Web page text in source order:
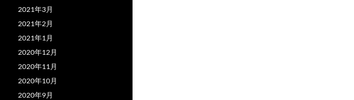
2021年3月
2021年2月
2021年1月
2020年12月
2020年11月
2020年10月
2020年9月